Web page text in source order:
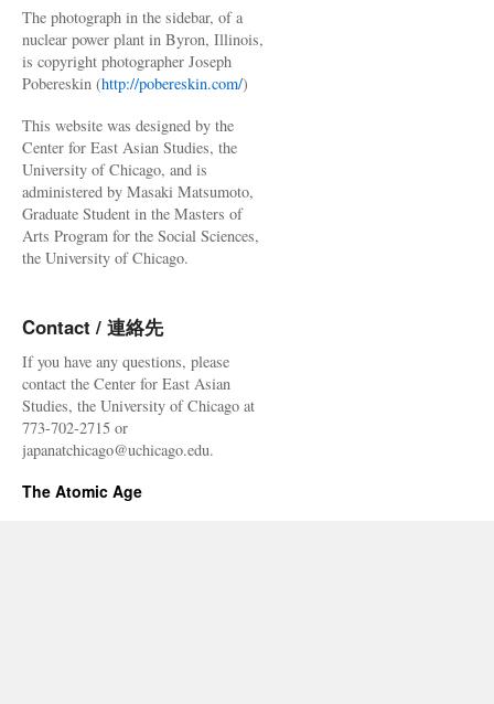
The photograph in the sidebar, of a
nuclear power plant in Byron, Illinois,
is copyright photographer Joseph
Pobereskin (http://pobereskin.com/)
This website was designed by the
Center for East Asian Studies, the
University of Chicago, and is
administered by Masaki Matsumoto,
Graduate Student in the Masters of
Arts Program for the Social Sciences,
the University of Chicago.
Contact / 連絡先
If you have any questions, please
contact the Center for East Asian
Studies, the University of Chicago at
773-702-2715 or
japanatchicago@uchicago.edu.
The Atomic Age